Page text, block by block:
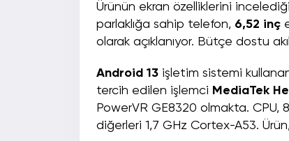
Ürünün ekran özelliklerini
parlaklığa sahip telefon, 6,52 inç
olarak açıklanıyor. Bütçe dostu
Android 13 işletim sistemi
tercih edilen işlemci MediaTek
PowerVR GE8320 olmakta. CPU,
diğerleri 1,7 GHz Cortex-A53.